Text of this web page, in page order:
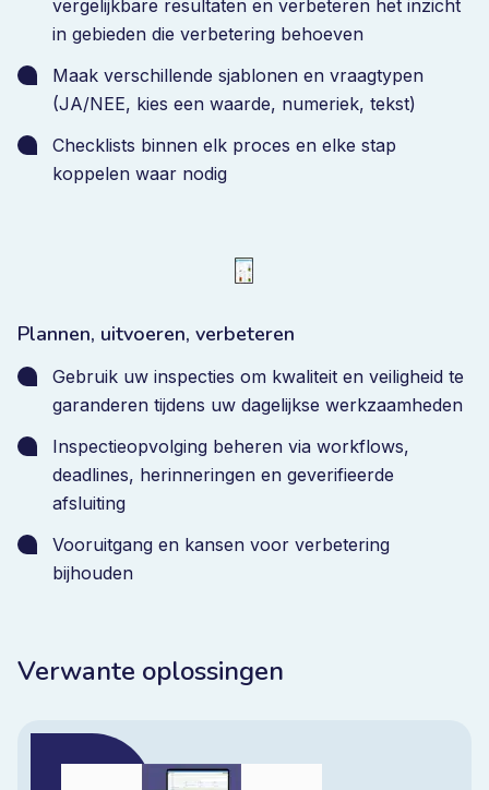
vergelijkbare resultaten en verbeteren het inzicht
in gebieden die verbetering behoeven
Maak verschillende sjablonen en vraagtypen
(JA/NEE, kies een waarde, numeriek, tekst)
Checklists binnen elk proces en elke stap
koppelen waar nodig
Plannen, uitvoeren, verbeteren
Gebruik uw inspecties om kwaliteit en veiligheid te
garanderen tijdens uw dagelijkse werkzaamheden
Inspectieopvolging beheren via workflows,
deadlines, herinneringen en geverifieerde
afsluiting
Vooruitgang en kansen voor verbetering
bijhouden
Verwante oplossingen